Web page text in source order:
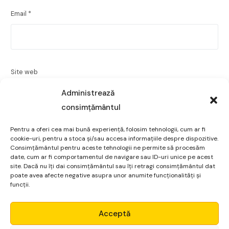
Administrează
consimțământul
Pentru a oferi cea mai bună experiență, folosim tehnologii, cum ar fi
cookie-uri, pentru a stoca și/sau accesa informațiile despre dispozitive.
Consimțământul pentru aceste tehnologii ne permite să procesăm
date, cum ar fi comportamentul de navigare sau ID-uri unice pe acest
site. Dacă nu îți dai consimțământul sau îți retragi consimțământul dat
poate avea afecte negative asupra unor anumite funcționalități și
funcții.
Acceptă
Email *
Site web
Salvează-mi numele, emailul și site-ul web în acest
navigator pentru data viitoare când o să comentez.
Micro Alpha